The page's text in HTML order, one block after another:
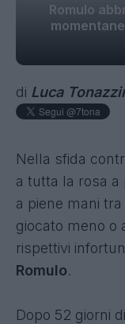
Romulo
di Luca
Nella sfida
a tutta la rosa a
a piene mani
giocato meno o
rispettivi
Romulo.
Dopo 52 giorni